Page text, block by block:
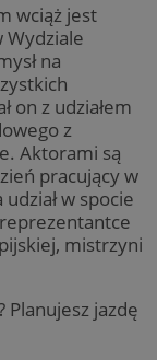
wciąż jest
Wydziale
na
on z udziałem
z
Aktorami są
pracujący w
w spocie
mistrzyni
jazdę